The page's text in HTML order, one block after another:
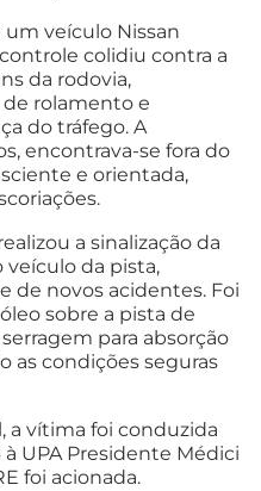
veículo Nissan
colidiu contra a
da rodovia,
rolamento e
do tráfego. A
encontrava-se fora do
e orientada,
a sinalização da
veículo da pista,
de novos acidentes. Foi
sobre a pista de
para absorção
as condições seguras
a vítima foi conduzida
UPA Presidente Médici
foi acionada.